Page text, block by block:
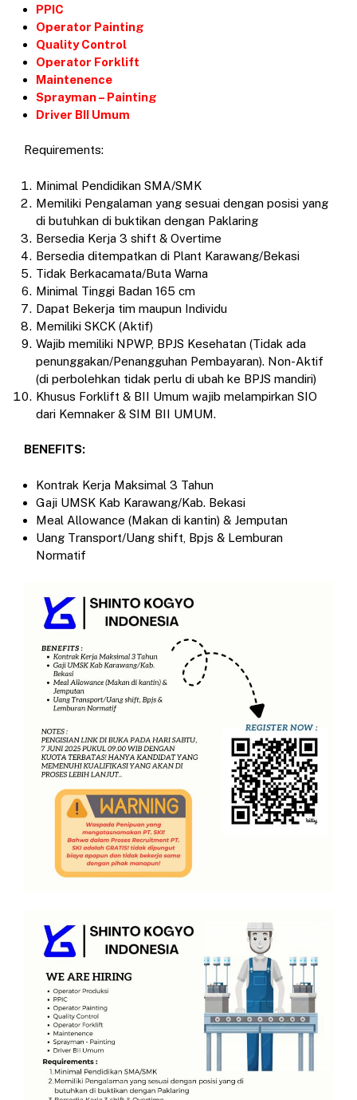
PPIC
Operator Painting
Quality Control
Operator Forklift
Maintenence
Sprayman – Painting
Driver BII Umum
Requirements:
Minimal Pendidikan SMA/SMK
Memiliki Pengalaman yang sesuai dengan posisi yang
di butuhkan di buktikan dengan Paklaring
Bersedia Kerja 3 shift & Overtime
Bersedia ditempatkan di Plant Karawang/Bekasi
Tidak Berkacamata/Buta Warna
Minimal Tinggi Badan 165 cm
Dapat Bekerja tim maupun Individu
Memiliki SKCK (Aktif)
Wajib memiliki NPWP, BPJS Kesehatan (Tidak ada
penunggakan/Penangguhan Pembayaran). Non-Aktif
(di perbolehkan tidak perlu di ubah ke BPJS mandiri)
Khusus Forklift & BII Umum wajib melampirkan SIO
dari Kemnaker & SIM BII UMUM.
BENEFITS:
Kontrak Kerja Maksimal 3 Tahun
Gaji UMSK Kab Karawang/Kab. Bekasi
Meal Allowance (Makan di kantin) & Jemputan
Uang Transport/Uang shift, Bpjs & Lemburan
Normatif